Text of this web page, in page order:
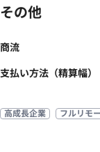
その他
商流
支払い方法（精算幅）
高成長企業 フルリモ